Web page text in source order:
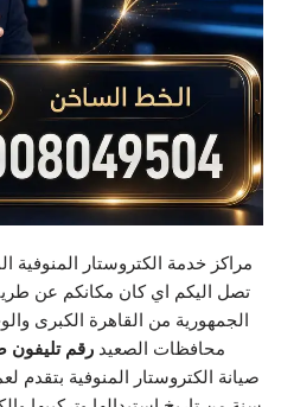
مراكز خدمة الكتروستار المنوفية
تصل اليكم اي كان مكانكم عن
الجمهورية من القاهرة الكبرى
محافظات الصعيد رقم تليفون
صيانة الكتروستار المنوفية بتقدم